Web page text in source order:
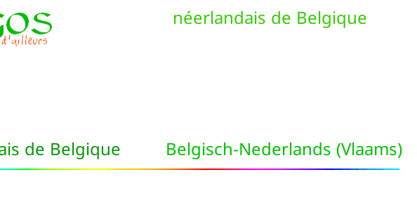
néerlandais de Belgique
de Belgique Belgisch-Nederlands (Vlaams)